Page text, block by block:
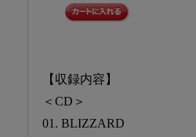
【収録内容】
＜CD＞
01. BLIZZARD